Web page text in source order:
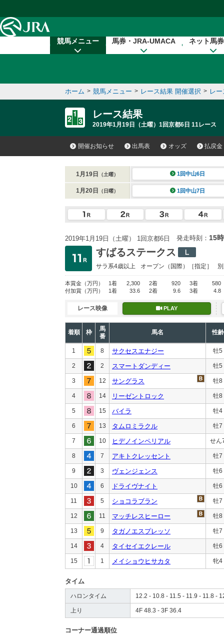
競馬メニュー 馬券・JRA-UMACA ネット馬
ホーム > 競馬メニュー > レース結果 開催選択 > レ
レース結果
2019年1月19日（土曜）1回京都6日 11レース
開催お知らせ 出馬表 オッズ 払戻金
1月19日 （土曜） 1回中山6日
1月20日 （日曜） 1回中山7日
2019年1月19日（土曜） 1回京都6日 発走時刻： 15
すばるステークス
サラ系4歳以上 オープン （国際）［指定］
本賞金 （万円） 1着 2,300 2着 920 3着
580
付加賞 （万円） 1着 33.6 2着 9.6 3着 4.8
レース映像 PLAY
着順 枠
馬
番
馬名 性齢
1 8 サクセスエナジー 牡5
2 2 スマートダンディー 牡5
3 12 サングラス 牡8
4 14 リーゼントロック 牡8
5 15 バイラ 牡4
6 13 タムロミラクル 牡7
7 10 ヒデノインペリアル せん
8 7 アキトクレッセント 牡7
9 3 ヴェンジェンス 牡6
10 6 ドライヴナイト 牡6
11 5 ショコラブラン 牡7
12 11 マッチレスヒーロー 牡8
13 9 タガノエスプレッソ 牡7
14 4 タイセイエクレール 牡6
15 1 メイショウヒサカタ 牝4
タイム
ハロンタイム 12.2 - 10.8 - 11.5 - 11.9 - 11.8 -
上り 4F 48.3 - 3F 36.4
コーナー通過順位